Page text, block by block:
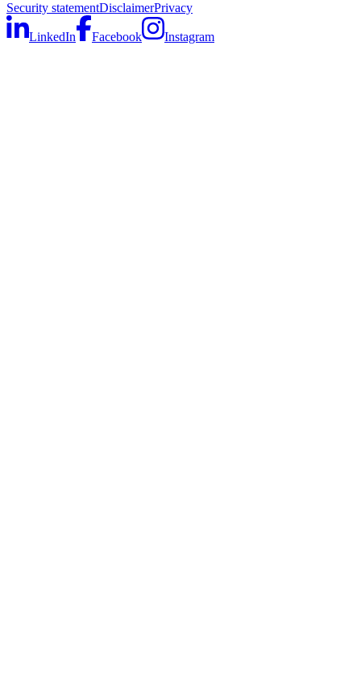
Security statementDisclaimerPrivacy
LinkedIn Facebook Instagram